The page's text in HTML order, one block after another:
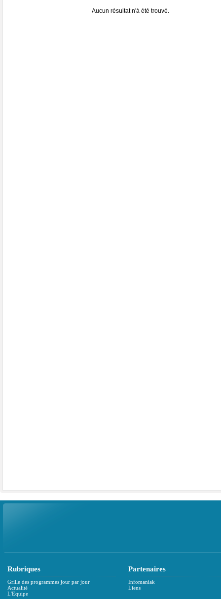
Aucun résultat n'à été trouvé.
Rubriques
Grille des programmes jour par jour
Actualité
L'Equipe
Partenaires
Infomaniak
Liens